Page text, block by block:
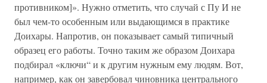
противником]». Нужно отметить, что случай с Пу И не
был чем-то особенным или выдающимся в практике
Доихары. Напротив, он показывает самый типичный
образец его работы. Точно таким же образом Доихара
подбирал «ключи“ и к другим нужным ему людям. Вот,
например, как он завербовал чиновника центрального